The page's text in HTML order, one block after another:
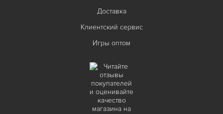
Доставка
Клиентский сервис
Игры оптом